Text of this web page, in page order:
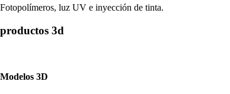
Fotopolímeros, luz UV e inyección de tinta.
productos 3d
Modelos 3D